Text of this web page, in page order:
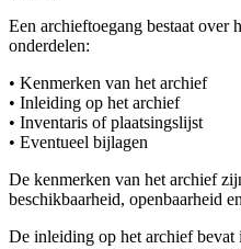
Een archieftoegang bestaat over
onderdelen:
• Kenmerken van het archief
• Inleiding op het archief
• Inventaris of plaatsingslijst
• Eventueel bijlagen
De kenmerken van het archief
beschikbaarheid, openbaarheid
De inleiding op het archief bevat